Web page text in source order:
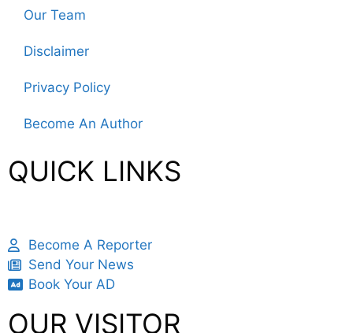
Our Team
Disclaimer
Privacy Policy
Become An Author
QUICK LINKS
Become A Reporter
Send Your News
Book Your AD
OUR VISITOR